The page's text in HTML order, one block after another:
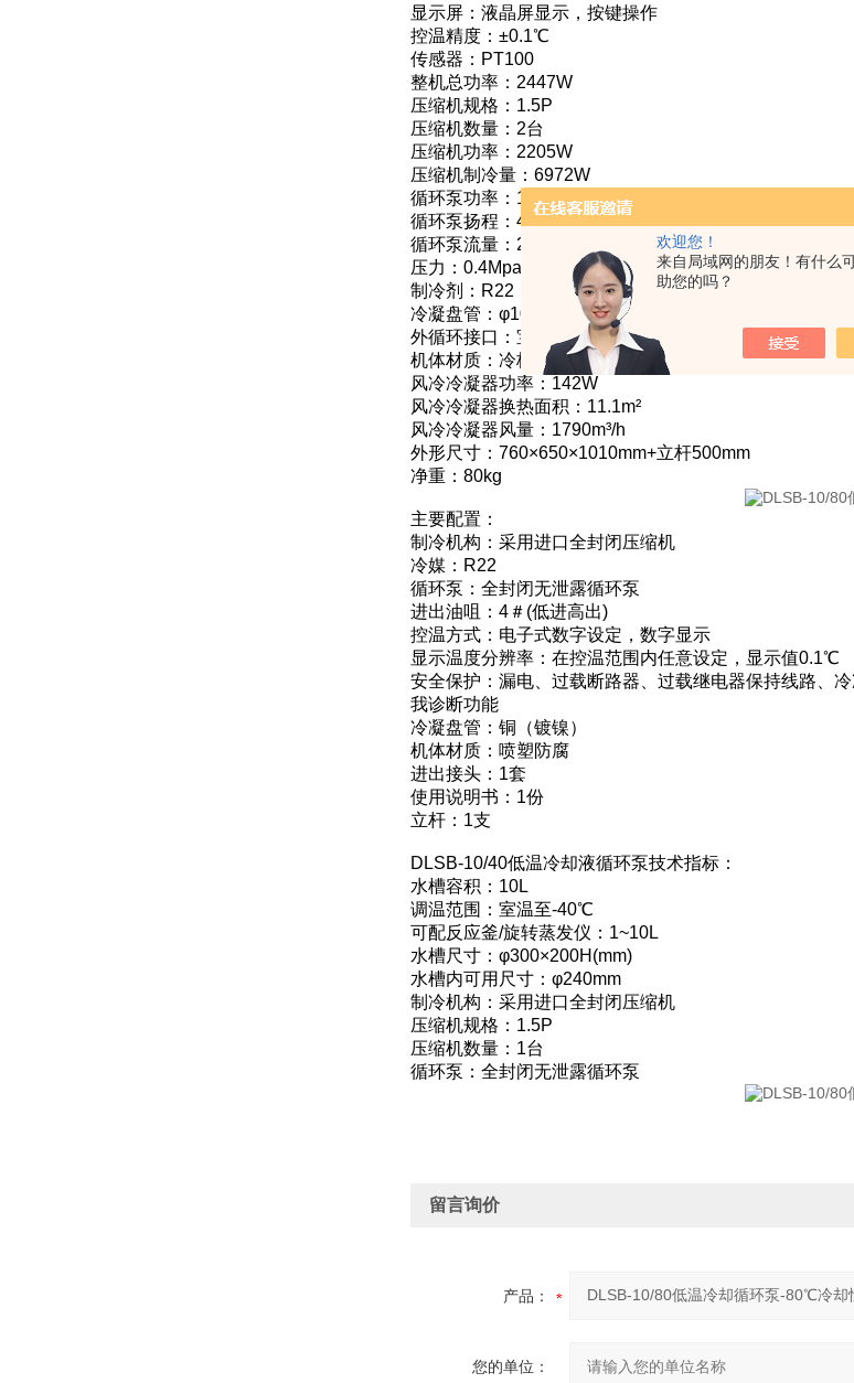
欢迎您！
来自局域网的朋友！有什么
助您的吗？
显示屏：液晶屏显示，按键操作
控温精度：±0.1℃
传感器：PT100
整机总功率：2447W
压缩机规格：1.5P
压缩机数量：2台
压缩机功率：2205W
压缩机制冷量：6972W
循环泵功率：100W
循环泵扬程：4~6M
循环泵流量：20-40L/min
压力：0.4Mpa
制冷剂：R22
冷凝盘管：φ10铜管镀镍
外循环接口：宝塔接头外径φ16mm(机器左侧)
机体材质：冷板喷塑防腐
风冷冷凝器功率：142W
风冷冷凝器换热面积：11.1m²
风冷冷凝器风量：1790m³/h
外形尺寸：760×650×1010mm+立杆500mm
净重：80kg
主要配置：
制冷机构：采用进口全封闭压缩机
冷媒：R22
循环泵：全封闭无泄露循环泵
进出油咀：4＃(低进高出)
控温方式：电子式数字设定，数字显示
显示温度分辨率：在控温范围内任意设定，显示值0.1℃
安全保护：漏电、过载断路器、过载继电器保持线路、
我诊断功能
冷凝盘管：铜（镀镍）
机体材质：喷塑防腐
进出接头：1套
使用说明书：1份
立杆：1支
DLSB-10/40低温冷却液循环泵技术指标：
水槽容积：10L
调温范围：室温至-40℃
可配反应釜/旋转蒸发仪：1~10L
水槽尺寸：φ300×200H(mm)
水槽内可用尺寸：φ240mm
制冷机构：采用进口全封闭压缩机
压缩机规格：1.5P
压缩机数量：1台
循环泵：全封闭无泄露循环泵
留言询价
产品：
您的单位：